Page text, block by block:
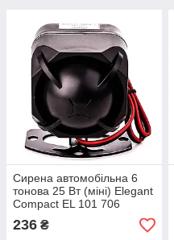
Сирена автомобільна 6
тонова 25 Вт (міні) Elegant
Compact EL 101 706
236 ₴